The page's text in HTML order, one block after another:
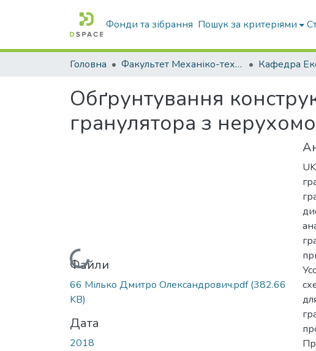
Фонди та зібрання Пошук за критеріями
Головна Факультет Механіко-технологічний
Обґрунтування
гранулятора з
Вантажиться...
Файли
66 Мілько Дмитро Олександрович.pdf(382.66
KB)
Дата
2018